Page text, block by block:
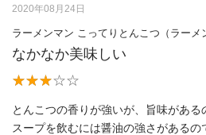
2020年08月24日
ラーメンマン こってりとんこつ（ラーメ
なかなか美味しい
とんこつの香りが強いが、旨味がある
スープを飲むには醤油の強さがある